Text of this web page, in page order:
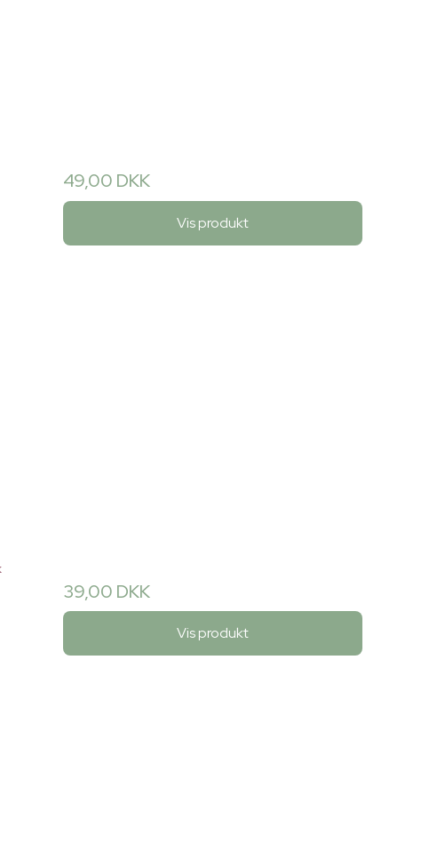
49,00 DKK
Vis produkt
39,00 DKK
Vis produkt